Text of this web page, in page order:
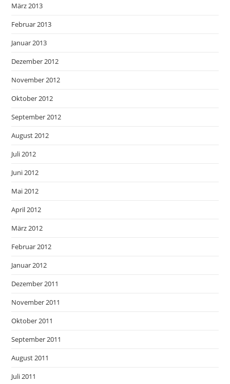
März 2013
Februar 2013
Januar 2013
Dezember 2012
November 2012
Oktober 2012
September 2012
August 2012
Juli 2012
Juni 2012
Mai 2012
April 2012
März 2012
Februar 2012
Januar 2012
Dezember 2011
November 2011
Oktober 2011
September 2011
August 2011
Juli 2011